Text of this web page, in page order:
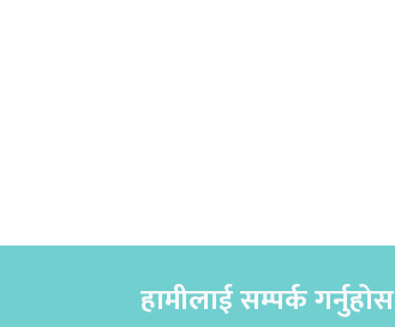
हामीलाई सम्पर्क गर्नुहोस